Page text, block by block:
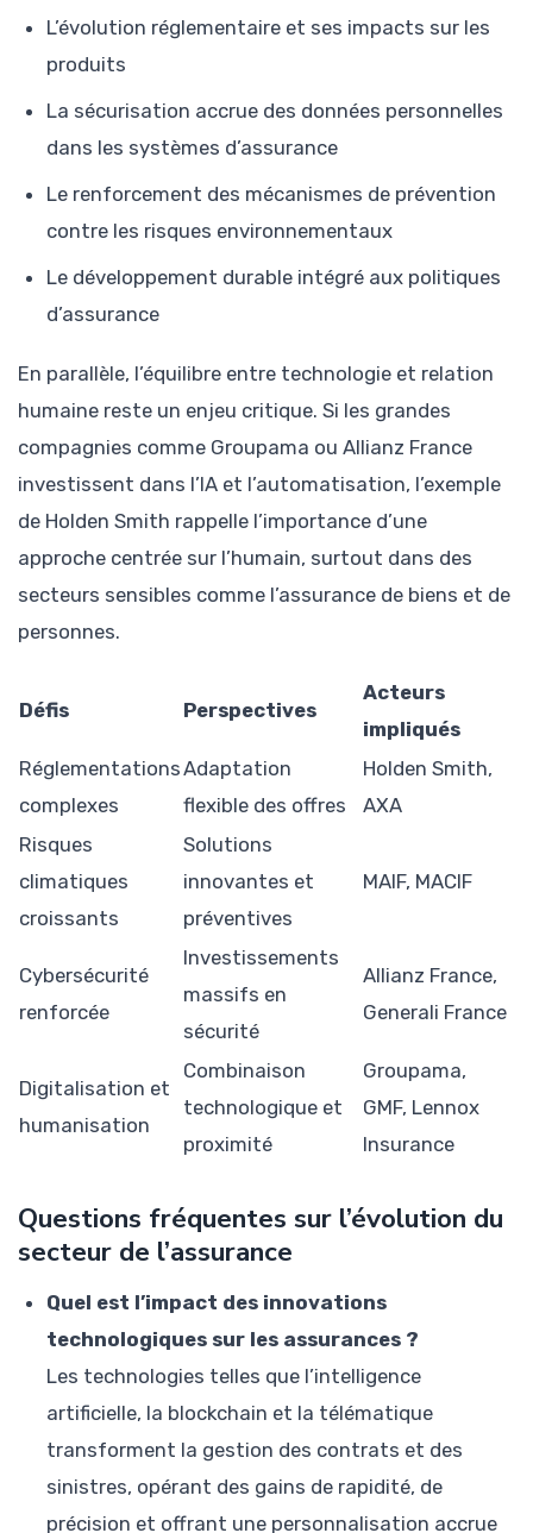
L’évolution réglementaire et ses impacts sur les
produits
La sécurisation accrue des données personnelles
dans les systèmes d’assurance
Le renforcement des mécanismes de prévention
contre les risques environnementaux
Le développement durable intégré aux politiques
d’assurance
En parallèle, l’équilibre entre technologie et relation
humaine reste un enjeu critique. Si les grandes
compagnies comme Groupama ou Allianz France
investissent dans l’IA et l’automatisation, l’exemple
de Holden Smith rappelle l’importance d’une
approche centrée sur l’humain, surtout dans des
secteurs sensibles comme l’assurance de biens et de
personnes.
Défis Perspectives
Acteurs
impliqués
Réglementations
complexes
Adaptation
flexible des offres
Holden Smith,
AXA
Risques
climatiques
croissants
Solutions
innovantes et
préventives
MAIF, MACIF
Cybersécurité
renforcée
Investissements
massifs en
sécurité
Allianz France,
Generali France
Digitalisation et
humanisation
Combinaison
technologique et
proximité
Groupama,
GMF, Lennox
Insurance
Questions fréquentes sur l’évolution du
secteur de l’assurance
Quel est l’impact des innovations
technologiques sur les assurances ?
Les technologies telles que l’intelligence
artificielle, la blockchain et la télématique
transforment la gestion des contrats et des
sinistres, opérant des gains de rapidité, de
précision et offrant une personnalisation accrue